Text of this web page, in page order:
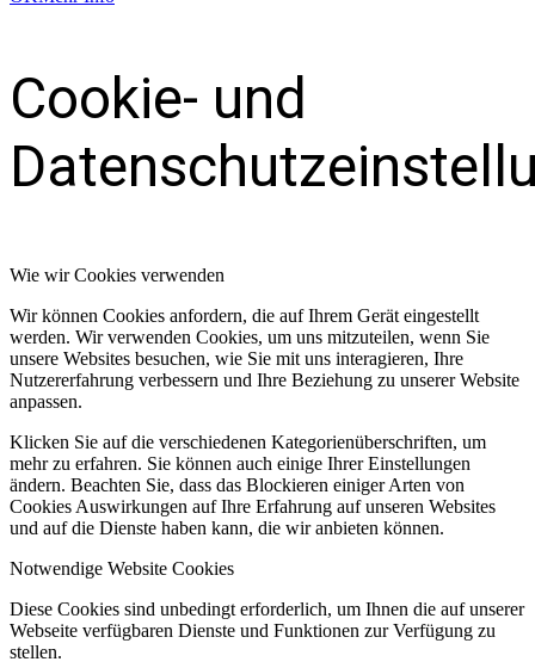
Cookie- und
Wie wir Cookies verwenden
Wir können Cookies anfordern, die auf Ihrem Gerät eingestellt
werden. Wir verwenden Cookies, um uns mitzuteilen, wenn Sie
unsere Websites besuchen, wie Sie mit uns interagieren, Ihre
Nutzererfahrung verbessern und Ihre Beziehung zu unserer Website
anpassen.
Klicken Sie auf die verschiedenen Kategorienüberschriften, um
mehr zu erfahren. Sie können auch einige Ihrer Einstellungen
ändern. Beachten Sie, dass das Blockieren einiger Arten von
Cookies Auswirkungen auf Ihre Erfahrung auf unseren Websites
und auf die Dienste haben kann, die wir anbieten können.
Notwendige Website Cookies
Diese Cookies sind unbedingt erforderlich, um Ihnen die auf unserer
Webseite verfügbaren Dienste und Funktionen zur Verfügung zu
stellen.